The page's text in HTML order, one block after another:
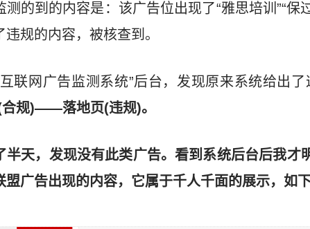
测的到的内容是：该广告位出现了“雅思培训”“保
规的内容，被核查到。
联网广告监测系统”后台，发现原来系统给出了
合规)——落地页(违规)。
半天，发现没有此类广告。看到系统后台后我才
盟广告出现的内容，它属于千人千面的展示，如下